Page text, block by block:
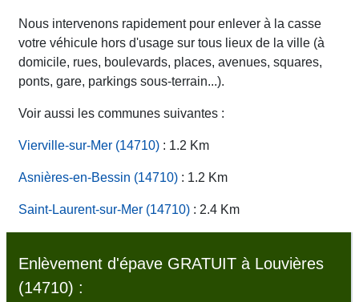
Nous intervenons rapidement pour enlever à la casse
votre véhicule hors d'usage sur tous lieux de la ville (à
domicile, rues, boulevards, places, avenues, squares,
ponts, gare, parkings sous-terrain...).
Voir aussi les communes suivantes :
Vierville-sur-Mer (14710) : 1.2 Km
Asnières-en-Bessin (14710) : 1.2 Km
Saint-Laurent-sur-Mer (14710) : 2.4 Km
Enlèvement d'épave GRATUIT à Louvières
(14710) :